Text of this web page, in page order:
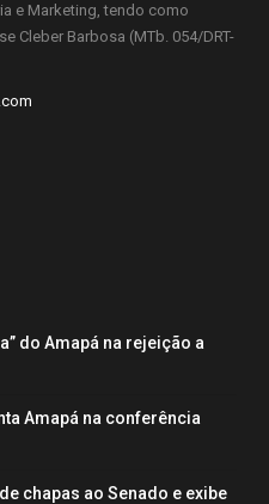
e Marketing, tendo como
Cleber Barbosa (MTb. 054/DRT-
do Amapá na rejeição a
Amapá na conferência
chapas ao Senado e exibe